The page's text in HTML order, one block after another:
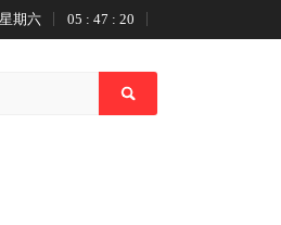
星期六 05 : 47 : 21